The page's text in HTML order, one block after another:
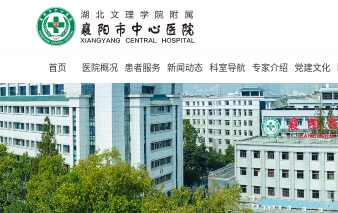
首页 医院概况 患者服务 新闻动态 科室导航 专家介绍 党建文化